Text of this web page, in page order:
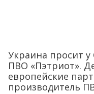
Украина просит
ПВО «Пэтриот».
европейские
производитель